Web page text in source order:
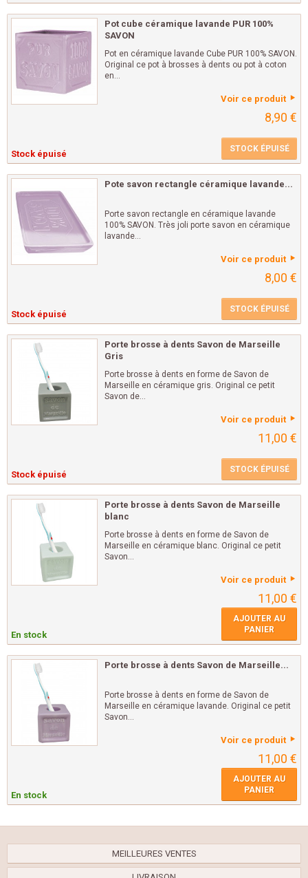
Pot cube céramique lavande PUR 100%
SAVON
Pot en céramique lavande Cube PUR 100% SAVON.
Original ce pot à brosses à dents ou pot à coton
en...
Voir ce produit
8,90 €
Stock épuisé STOCK ÉPUISÉ
Pote savon rectangle céramique lavande...
Porte savon rectangle en céramique lavande
100% SAVON. Très joli porte savon en céramique
lavande...
Voir ce produit
8,00 €
Stock épuisé STOCK ÉPUISÉ
Porte brosse à dents Savon de Marseille
Gris
Porte brosse à dents en forme de Savon de
Marseille en céramique gris. Original ce petit
Savon de...
Voir ce produit
11,00 €
Stock épuisé STOCK ÉPUISÉ
Porte brosse à dents Savon de Marseille
blanc
Porte brosse à dents en forme de Savon de
Marseille en céramique blanc. Original ce petit
Savon...
Voir ce produit
11,00 €
En stock
AJOUTER AU
PANIER
Porte brosse à dents Savon de Marseille...
Porte brosse à dents en forme de Savon de
Marseille en céramique lavande. Original ce petit
Savon...
Voir ce produit
11,00 €
En stock
AJOUTER AU
PANIER
MEILLEURES VENTES